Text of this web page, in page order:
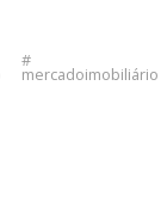
mercadoimobiliário